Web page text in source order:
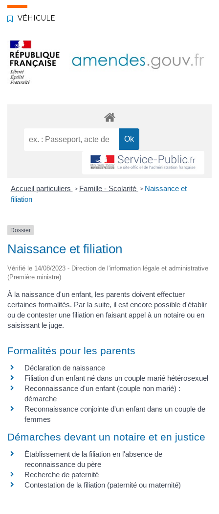
VÉHICULE
Accueil particuliers > Famille - Scolarité > Naissance et
filiation
Dossier
Naissance et filiation
Vérifié le 14/08/2023 - Direction de l'information légale et administrative
(Première ministre)
À la naissance d'un enfant, les parents doivent effectuer
certaines formalités. Par la suite, il est encore possible d'établir
ou de contester une filiation en faisant appel à un notaire ou en
saisissant le juge.
Formalités pour les parents
Déclaration de naissance
Filiation d'un enfant né dans un couple marié hétérosexuel
Reconnaissance d'un enfant (couple non marié) :
démarche
Reconnaissance conjointe d'un enfant dans un couple de
femmes
Démarches devant un notaire et en justice
Établissement de la filiation en l'absence de
reconnaissance du père
Recherche de paternité
Contestation de la filiation (paternité ou maternité)